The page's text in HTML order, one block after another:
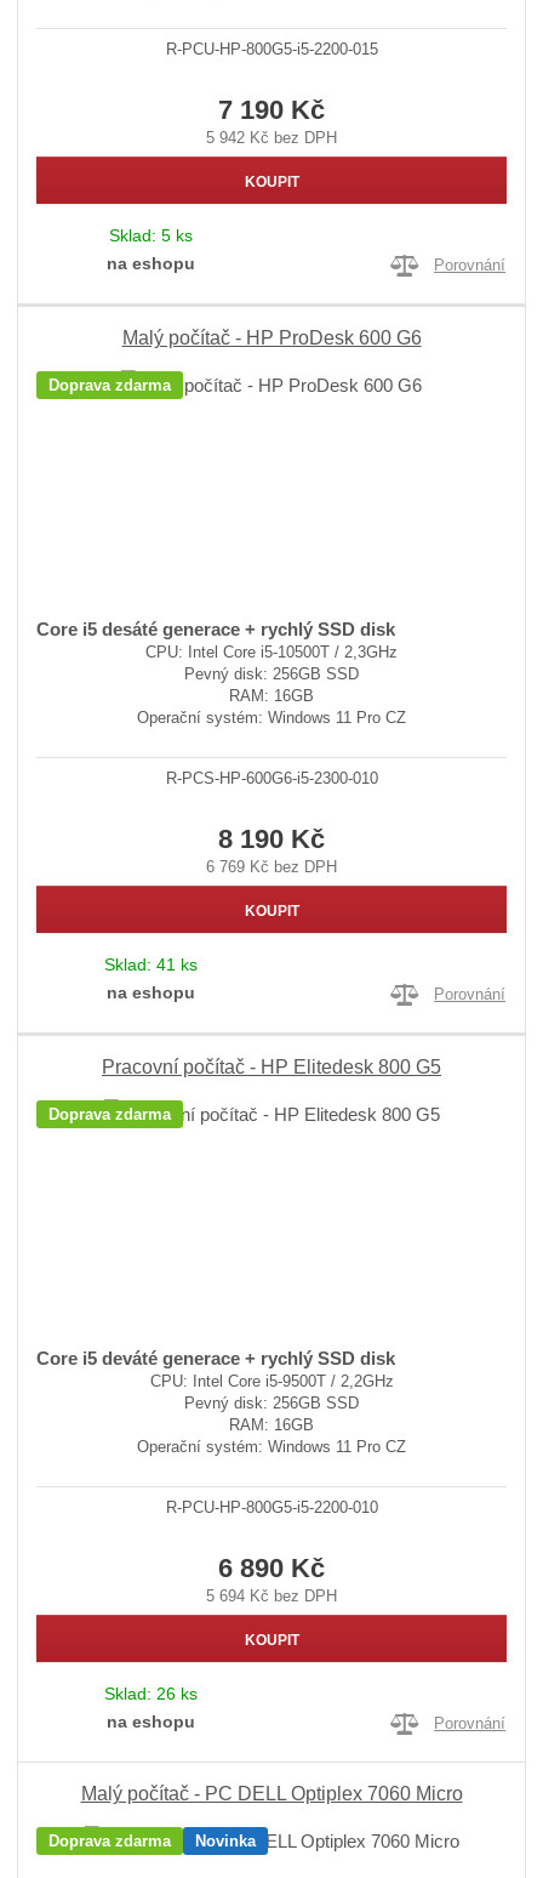
R-PCU-HP-800G5-i5-2200-015
7 190 Kč
5 942 Kč bez DPH
KOUPIT
Sklad: 5 ks
na eshopu
Porovnání
Malý počítač - HP ProDesk 600 G6
Doprava zdarma
Core i5 desáté generace + rychlý SSD disk
CPU: Intel Core i5-10500T / 2,3GHz
Pevný disk: 256GB SSD
RAM: 16GB
Operační systém: Windows 11 Pro CZ
R-PCS-HP-600G6-i5-2300-010
8 190 Kč
6 769 Kč bez DPH
KOUPIT
Sklad: 41 ks
na eshopu
Porovnání
Pracovní počítač - HP Elitedesk 800 G5
Doprava zdarma
Core i5 deváté generace + rychlý SSD disk
CPU: Intel Core i5-9500T / 2,2GHz
Pevný disk: 256GB SSD
RAM: 16GB
Operační systém: Windows 11 Pro CZ
R-PCU-HP-800G5-i5-2200-010
6 890 Kč
5 694 Kč bez DPH
KOUPIT
Sklad: 26 ks
na eshopu
Porovnání
Malý počítač - PC DELL Optiplex 7060 Micro
Doprava zdarma Novinka